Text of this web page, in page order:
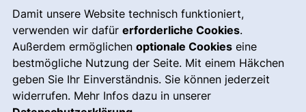
Damit unsere Website technisch funktioniert,
verwenden wir dafür erforderliche Cookies.
Außerdem ermöglichen optionale Cookies eine
bestmögliche Nutzung der Seite. Mit einem Häkchen
geben Sie Ihr Einverständnis. Sie können jederzeit
widerrufen. Mehr Infos dazu in unserer
Leichte Sprache
Gebärdensprache
Notfall(externer Link, öffnet
Impressum